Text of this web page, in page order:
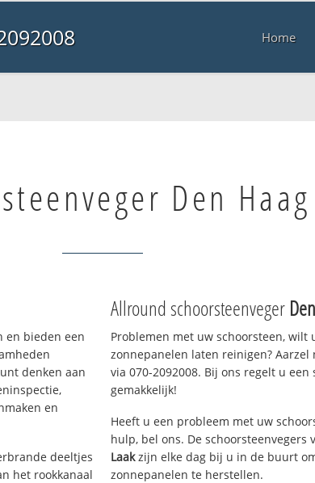
Home
Den
en bieden een
denken aan
en
deeltjes
het rookkanaal
Allround schoorsteenveger
Problemen met uw schoorsteen, wilt
zonnepanelen laten reinigen?
via 070-2092008. Bij ons regelt u
gemakkelijk!
Heeft u een probleem met uw
hulp, bel ons. De
Laakzijn elke dag bij u in de buurt
zonnepanelen te herstellen.